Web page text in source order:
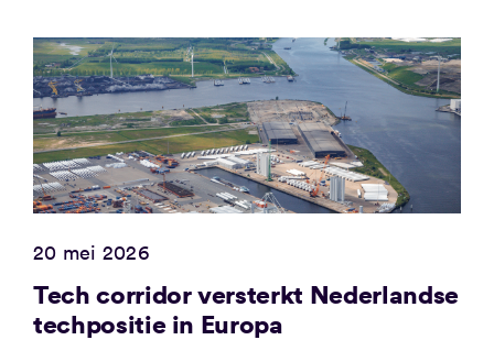
20 mei 2026
Tech corridor versterkt Nederlandse
techpositie in Europa